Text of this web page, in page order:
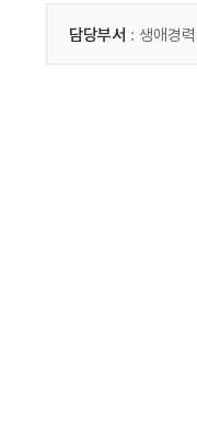
담당부서 : 생애경